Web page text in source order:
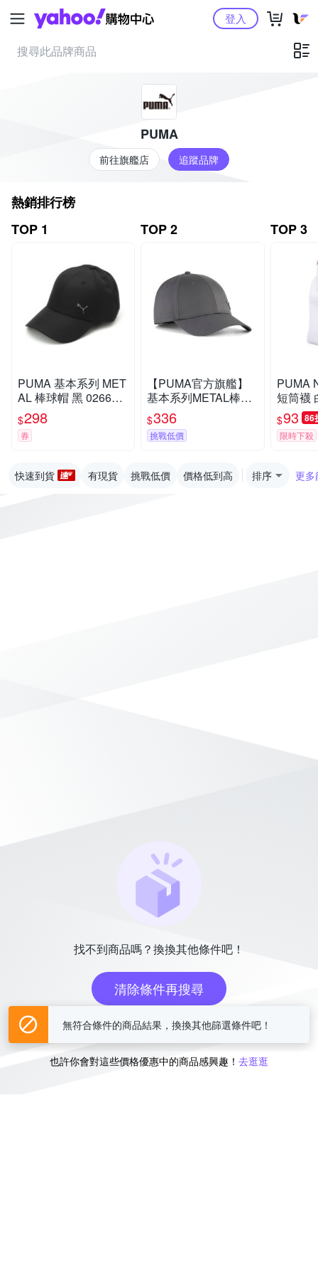
Yahoo購物中心登入
PUMA
前往旗艦店 追蹤品牌
熱銷排行榜
TOP 1
PUMA 基本系列 MET
AL 棒球帽 黑 026639-
01
$298
券
TOP 2
【PUMA官方旗艦】
基本系列METAL棒球
帽 男女共同 0259940
9
$336
挑戰低價
TOP 3
PUMA
短筒襪
$93 86
限時下殺
快速到貨 有現貨 挑戰低價 價格低到高 排序 更多
找不到商品嗎？換換其他條件吧！
清除條件再搜尋
或
也許你會對這些價格優惠中的商品感興趣！ 去逛逛
無符合條件的商品結果，換換其他篩選條件吧！